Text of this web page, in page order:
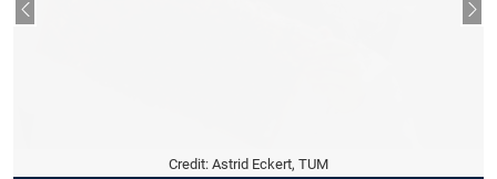
Credit: Astrid Eckert, TUM
Previous slide